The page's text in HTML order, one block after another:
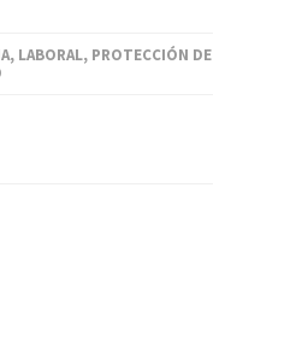
, LABORAL, PROTECCIÓN DE